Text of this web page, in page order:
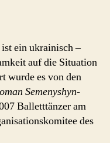
ein ukrainisch –
auf die Situation
wurde es von den
Semenyshyn-
Balletttänzer am
des